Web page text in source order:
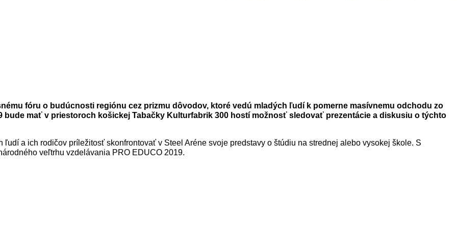
fóru o budúcnosti regiónu cez prizmu dôvodov, ktoré vedú mladých ľudí k pomerne masívnemu odchodu zo
bude mať v priestoroch košickej Tabačky Kulturfabrik 300 hostí možnosť sledovať prezentácie a diskusiu o týchto
a ich rodičov príležitosť skonfrontovať v Steel Aréne svoje predstavy o štúdiu na strednej alebo vysokej škole. S
veľtrhu vzdelávania PRO EDUCO 2019.